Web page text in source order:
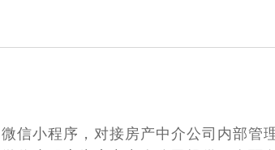
信小程序，对接房产中介公司内部管